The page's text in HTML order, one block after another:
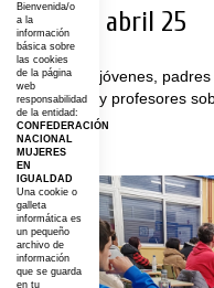
Talleres abril 25
Formación jóvenes,
profesoras y profesores
Bienvenida/o
a la
información
básica sobre
las cookies
de la página
web
responsabilidad
de la entidad:
CONFEDERACIÓN
NACIONAL
MUJERES
EN
IGUALDAD
Una cookie o
galleta
informática es
un pequeño
archivo de
información
que se guarda
en tu